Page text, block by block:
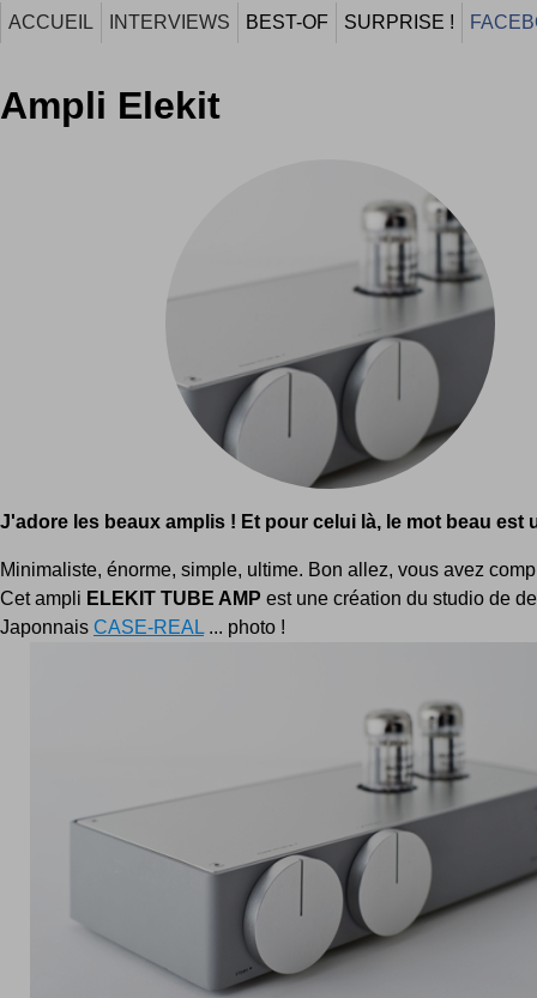
ACCUEIL INTERVIEWS BEST-OF SURPRISE !
Ampli Elekit
J'adore les beaux amplis ! Et pour celui là, le mot beau est
Minimaliste, énorme, simple, ultime. Bon allez, vous avez
Cet ampli ELEKIT TUBE AMP est une création du studio de
Japonnais CASE-REAL... photo !